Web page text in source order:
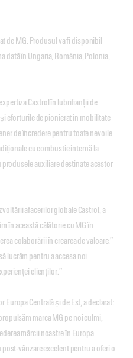
de MG. Produsul va fi disponibil
dată în Ungaria, România, Polonia,
Castrol în lubrifianții de
eforturile de pionierat în mobilitate
de încredere pentru toate nevoile
cu combustie internă la
auxiliare destinate acestor
afacerilor globale Castrol, a
în această călătorie cu MG în
colaborării în crearea de valoare.”
lucrăm pentru a accesa noi
clienților.”
Europa Centrală și de Est, a declarat:
marca MG pe noi culmi,
mărcii noastre în Europa
vânzare excelent pentru a oferi o